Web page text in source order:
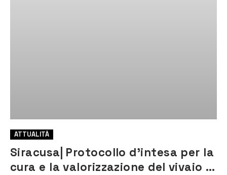
ATTUALITÀ
Siracusa| Protocollo d’intesa per la
cura e la valorizzazione del vivaio di